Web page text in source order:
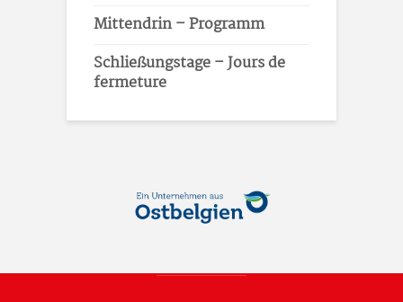
Mittendrin – Programm
Schließungstage – Jours de
fermeture